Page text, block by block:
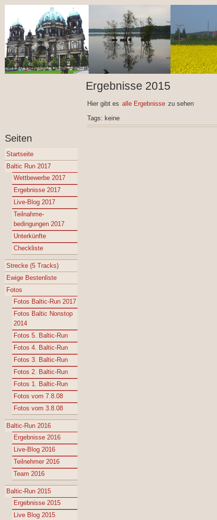
Seiten
Startseite
Baltic Run 2017
Wettbewerbe 2017
Ergebnisse 2017
Live-Blog 2017
Teilnahme-
bedingungen 2017
Unterkünfte
Checkliste
Strecke (5 Tracks)
Ewige Bestenliste
Fotos
Fotos Baltic-Run 2017
Fotos Baltic Nonstop
2014
Fotos 5. Baltic-Run
Fotos 4. Baltic-Run
Fotos 3. Baltic-Run
Fotos 2. Baltic-Run
Fotos 1. Baltic-Run
Fotos vom 7.8.08
Fotos vom 3.8.08
Baltic-Run 2016
Ergebnisse 2016
Live-Blog 2016
Teilnehmer 2016
Team 2016
Baltic-Run 2015
Ergebnisse 2015
Live Blog 2015
Ergebnisse 2015
Hier gibt es alle Ergebnisse zu sehen
Tags: keine